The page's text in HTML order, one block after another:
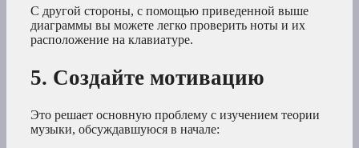
С другой стороны, с помощью приведенной выше
диаграммы вы можете легко проверить ноты и их
расположение на клавиатуре.
5. Создайте мотивацию
Это решает основную проблему с изучением теории
музыки, обсуждавшуюся в начале: